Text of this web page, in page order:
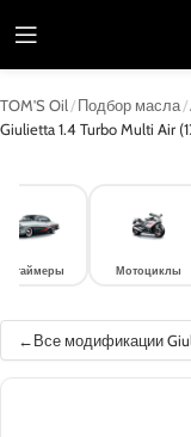
TOM'S Oil /Подбор масла/
Giulietta 1.4 Turbo Multi Air
Мотоциклы
Все модификации